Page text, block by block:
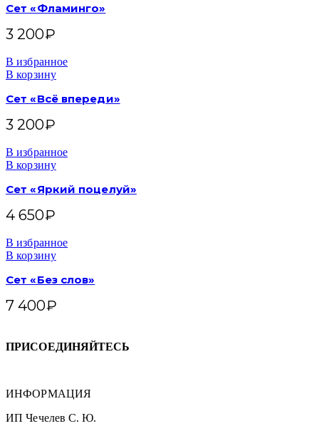
Сет «Фламинго»
3 200₽
В избранное
В корзину
Сет «Всё впереди»
3 200₽
В избранное
В корзину
Сет «Яркий поцелуй»
4 650₽
В избранное
В корзину
Сет «Без слов»
7 400₽
ПРИСОЕДИНЯЙТЕСЬ
ИНФОРМАЦИЯ
ИП Чечелев С. Ю.